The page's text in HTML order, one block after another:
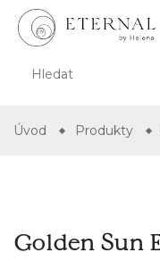
Úvod Produkty
Golden Sun